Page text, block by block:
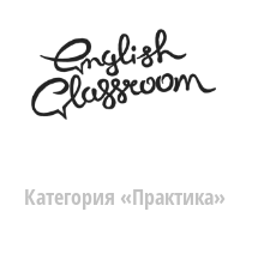
Категория «Практика»